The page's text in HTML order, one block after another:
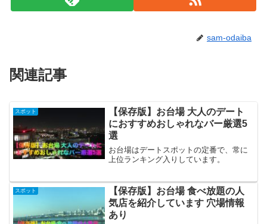
sam-odaiba
関連記事
スポット
【保存版】お台場 大人のデート
におすすめおしゃれなバー厳選5
選
お台場はデートスポットの定番で、常に
上位ランキング入りしています。
スポット
【保存版】お台場 食べ放題の人
気店を紹介しています 穴場情報
あり